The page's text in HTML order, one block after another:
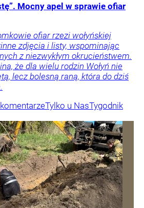
Mocny apel w sprawie ofiar
ofiar rzezi wołyńskiej
zdjęcia i listy, wspominając
z niezwykłym okrucieństwem.
że dla wielu rodzin Wołyń nie
lecz bolesną raną, która do dziś
Tylko u NasTygodnik